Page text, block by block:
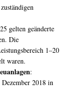
gelten geänderte
Die
1–20
waren.
:
2018 in